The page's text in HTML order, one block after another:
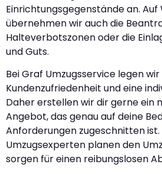
Einrichtungsgegenstände an. Auf
übernehmen wir auch die
Halteverbotszonen oder die
und Guts.
Bei Graf Umzugsservice legen
Kundenzufriedenheit und eine
Daher erstellen wir dir gerne ein
Angebot, das genau auf deine
Anforderungen zugeschnitten
Umzugsexperten planen den
sorgen für einen reibungslosen